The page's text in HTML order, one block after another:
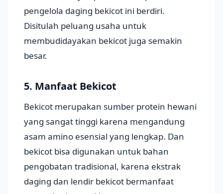
pengelola daging bekicot ini berdiri.
Disitulah peluang usaha untuk
membudidayakan bekicot juga semakin
besar.
5. Manfaat Bekicot
Bekicot merupakan sumber protein hewani
yang sangat tinggi karena mengandung
asam amino esensial yang lengkap. Dan
bekicot bisa digunakan untuk bahan
pengobatan tradisional, karena ekstrak
daging dan lendir bekicot bermanfaat